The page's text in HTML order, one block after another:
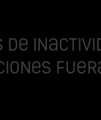
de